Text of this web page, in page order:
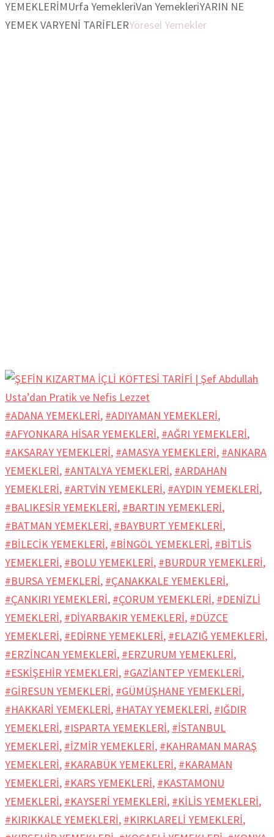
YEMEKLERİMUrfa YemekleriVan YemekleriYARIN NE
YEMEK VARYENİ TARİFLERYöresel Yemekler
#ADANA YEMEKLERİ, #ADIYAMAN YEMEKLERİ,
#AFYONKARA HİSAR YEMEKLERİ, #AĞRI YEMEKLERİ,
#AKSARAY YEMEKLERİ, #AMASYA YEMEKLERİ, #ANKARA
YEMEKLERİ, #ANTALYA YEMEKLERİ, #ARDAHAN
YEMEKLERİ, #ARTVİN YEMEKLERİ, #AYDIN YEMEKLERİ,
#BALIKESİR YEMEKLERİ, #BARTIN YEMEKLERİ,
#BATMAN YEMEKLERİ, #BAYBURT YEMEKLERİ,
#BİLECİK YEMEKLERİ, #BİNGÖL YEMEKLERİ, #BİTLİS
YEMEKLERİ, #BOLU YEMEKLERİ, #BURDUR YEMEKLERİ,
#BURSA YEMEKLERİ, #ÇANAKKALE YEMEKLERİ,
#ÇANKIRI YEMEKLERİ, #ÇORUM YEMEKLERİ, #DENİZLİ
YEMEKLERİ, #DİYARBAKIR YEMEKLERİ, #DÜZCE
YEMEKLERİ, #EDİRNE YEMEKLERİ, #ELAZIĞ YEMEKLERİ,
#ERZİNCAN YEMEKLERİ, #ERZURUM YEMEKLERİ,
#ESKİŞEHİR YEMEKLERİ, #GAZİANTEP YEMEKLERİ,
#GİRESUN YEMEKLERİ, #GÜMÜŞHANE YEMEKLERİ,
#HAKKARİ YEMEKLERİ, #HATAY YEMEKLERİ, #IĞDIR
YEMEKLERİ, #ISPARTA YEMEKLERİ, #İSTANBUL
YEMEKLERİ, #İZMİR YEMEKLERİ, #KAHRAMAN MARAŞ
YEMEKLERİ, #KARABÜK YEMEKLERİ, #KARAMAN
YEMEKLERİ, #KARS YEMEKLERİ, #KASTAMONU
YEMEKLERİ, #KAYSERİ YEMEKLERİ, #KİLİS YEMEKLERİ,
#KIRIKKALE YEMEKLERİ, #KIRKLARELİ YEMEKLERİ,